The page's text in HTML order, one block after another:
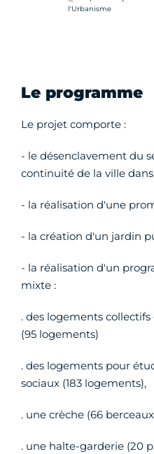
l'Urbanisme
Le programme
Le projet comporte :
- le désenclavement du
continuité de la ville
- la réalisation d'une
- la création d'un jardin
- la réalisation d'un
mixte :
. des logements
(95 logements)
. des logements pour
sociaux (183 logements),
. une crèche (66
. une halte-garderie (20